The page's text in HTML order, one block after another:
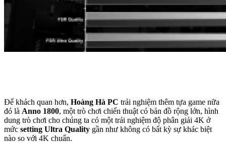
Để khách quan hơn, Hoàng Hà PC trải nghiệm thêm tựa game nữa
đó là Anno 1800, một trò chơi chiến thuật có bản đồ rộng lớn, hình
dung trò chơi cho chúng ta có một trải nghiệm độ phân giải 4K ở
mức setting Ultra Quality gần như không có bất kỳ sự khác biệt
nào so với 4K chuẩn.